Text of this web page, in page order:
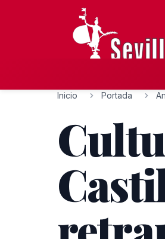
Inicio Portada